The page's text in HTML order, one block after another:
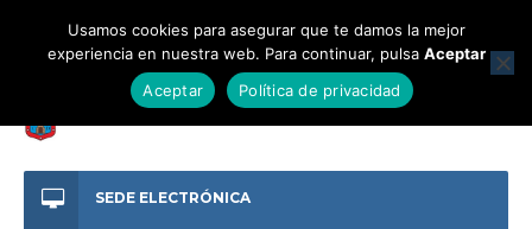
SEDE ELECTRÓNICA
Usamos cookies para asegurar que te damos la mejor
experiencia en nuestra web. Para continuar, pulsa Aceptar
Aceptar
Política de privacidad